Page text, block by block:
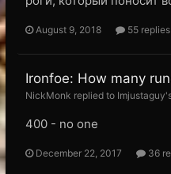
August 9, 2018 55 replies
Ironfoe: How many
NickMonk replied to
400 - no one
December 22, 2017 36